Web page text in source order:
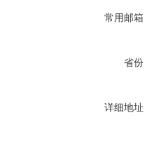
常用邮箱
省份
详细地址